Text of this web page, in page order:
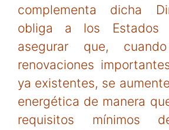
complementa dicha
obliga a los Estados
asegurar que,
renovaciones
ya existentes, se
energética de manera
requisitos mínimos